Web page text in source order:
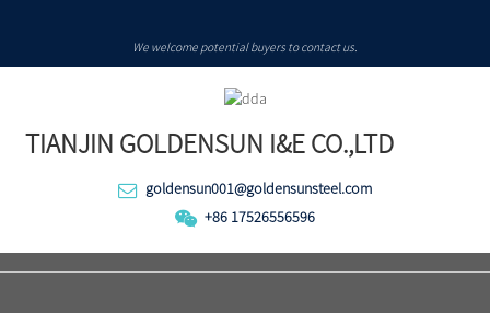
We welcome potential buyers to contact us.
TIANJIN GOLDENSUN I&E CO.,LTD
goldensun001@goldensunsteel.com
+86 17526556596